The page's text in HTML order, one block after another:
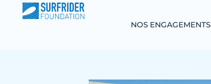
NOS ENGAGEMENTS